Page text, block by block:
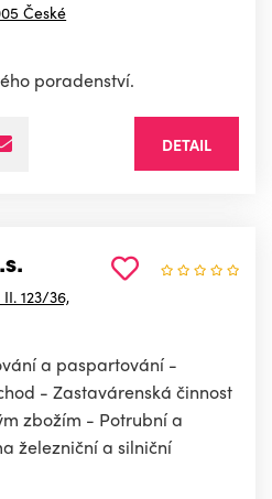
České
poradenství.
DETAIL
123/36,
a paspartování -
- Zastavárenská činnost
zbožím - Potrubní a
železniční a silniční